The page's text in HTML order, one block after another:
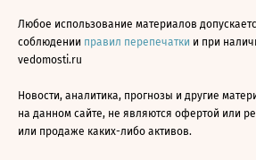
Любое использование материалов
соблюдении правил перепечатки и при
vedomosti.ru
Новости, аналитика, прогнозы и другие
на данном сайте, не являются офертой или
или продаже каких-либо активов.